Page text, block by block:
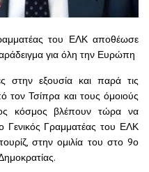
του ΕΛΚ αποθέωσε
για όλη την Ευρώπη
στην εξουσία και παρά τις
τον Τσίπρα και τους όμοιούς
κόσμος βλέπουν τώρα να
ο Γενικός Γραμματέας του ΕΛΚ
στην ομιλία του στο 9ο